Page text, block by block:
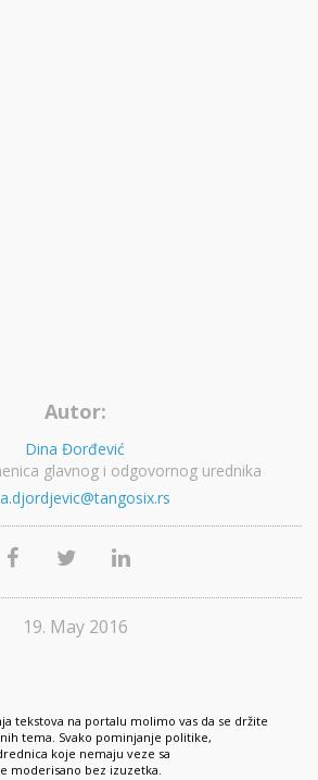
Autor:
Dina Đorđević
glavnog i odgovornog urednika
19. May 2016
tekstova na portalu molimo vas da se držite
tema. Svako pominjanje politike,
koje nemaju veze sa
moderisano bez izuzetka.